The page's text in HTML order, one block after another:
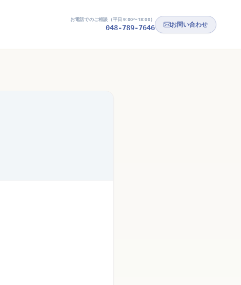
お電話でのご相談（平日 9:00〜18:00）
048-789-7646 お問い合わせ